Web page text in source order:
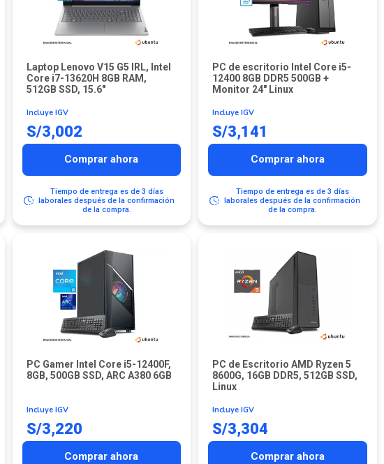
Laptop Lenovo V15 G5 IRL, Intel
Core i7-13620H 8GB RAM,
512GB SSD, 15.6″
Incluye IGV
S/3,002
Comprar ahora
Tiempo de entrega es de 3 días
laborales después de la confirmación
de la compra.
PC de escritorio Intel Core i5-
12400 8GB DDR5 500GB +
Monitor 24″ Linux
Incluye IGV
S/3,141
Comprar ahora
Tiempo de entrega es de 3 días
laborales después de la confirmación
de la compra.
PC Gamer Intel Core i5-12400F,
8GB, 500GB SSD, ARC A380 6GB
Incluye IGV
S/3,220
Comprar ahora
PC de Escritorio AMD Ryzen 5
8600G, 16GB DDR5, 512GB SSD,
Linux
Incluye IGV
S/3,304
Comprar ahora